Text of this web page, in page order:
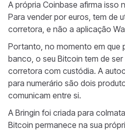
A própria Coinbase afirma isso
Para vender por euros, tem de
corretora, e não a aplicação
Portanto, no momento em que
banco, o seu Bitcoin tem de
corretora com custódia. A
para numerário são dois
comunicam entre si.
A Bringin foi criada para
Bitcoin permanece na sua